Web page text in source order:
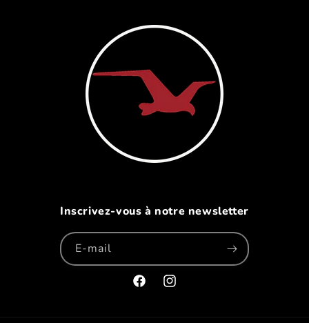
Inscrivez-vous à notre newsletter
E-mail
FacebookInstagram